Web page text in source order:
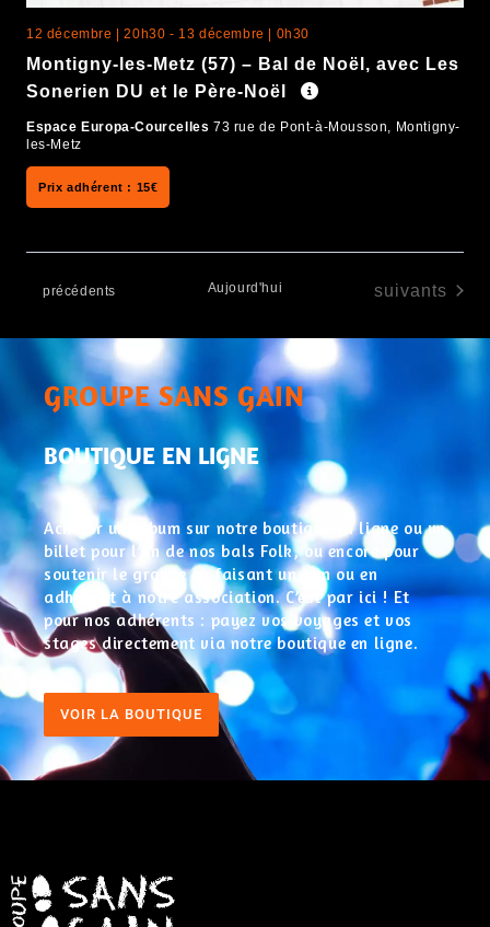
Montigny-les-Metz (57) – Bal de Noël, avec Les
Sonerien DU et le Père-Noël
12 décembre | 20h30 - 13 décembre | 0h30
Espace Europa-Courcelles 73 rue de Pont-à-Mousson, Montigny-
les-Metz
15€
Évènements
précédents Aujourd'hui Évènements
suivants
GROUPE SANS GAIN
BOUTIQUE EN LIGNE
Acheter un album sur notre boutique en ligne ou un
billet pour l’un de nos bals Folk, ou encore pour
soutenir le groupe en faisant un don ou en
adhérant à notre association. C’est par ici ! Et
pour nos adhérents : payez vos voyages et vos
stages directement via notre boutique en ligne.
VOIR LA BOUTIQUE